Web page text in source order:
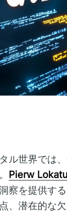
ル世界では
Pierw
察を提供す
、潜在的な